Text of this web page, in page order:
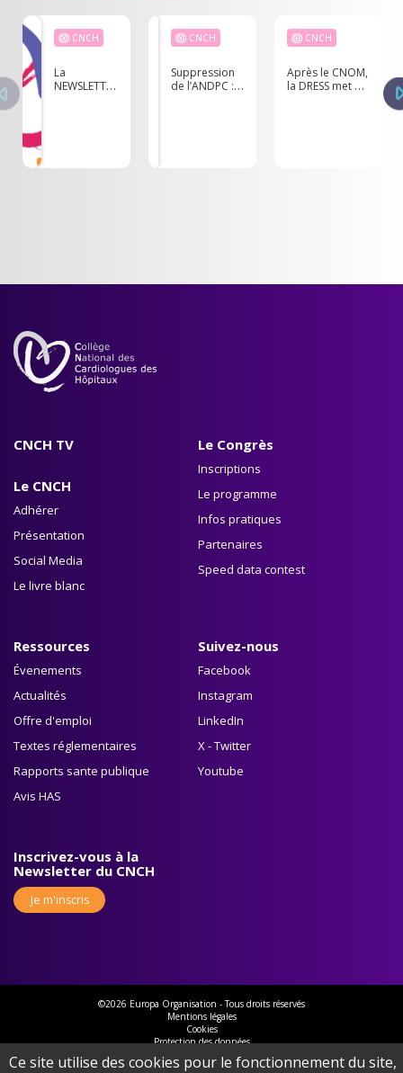
CNCH
La
NEWSLETTER
CNCH
Suppression
de l’ANDPC :
CNCH
Après le CNOM,
la DRESS met à
CNCH TV
Le CNCH
Adhérer
Présentation
Social Media
Le livre blanc
Le Congrès
Inscriptions
Le programme
Infos pratiques
Partenaires
Speed data contest
Ressources
Évenements
Actualités
Offre d'emploi
Textes réglementaires
Rapports sante publique
Avis HAS
Suivez-nous
Facebook
Instagram
LinkedIn
X - Twitter
Youtube
Inscrivez-vous à la
Newsletter du CNCH
Je m'inscris
©2026 Europa Organisation - Tous droits réservés
Mentions légales
Cookies
Protection des données
Ce site utilise des cookies pour le fonctionnement du site,